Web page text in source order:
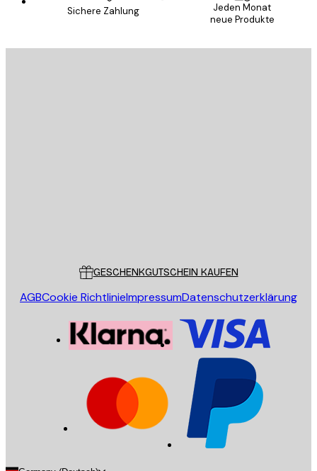
Sichere Zahlung
Jeden Monat
neue Produkte
GESCHENKGUTSCHEIN KAUFEN
AGBCookie RichtlinieImpressumDatenschutzerklärung